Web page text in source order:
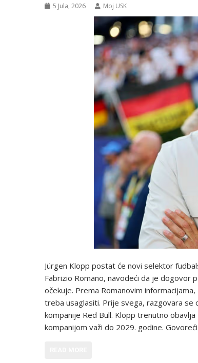
5 Jula, 2026 Moj USK
Jürgen Klopp postat će novi selektor
Fabrizio Romano, navodeći da je dogovor
očekuje. Prema Romanovim
treba usaglasiti. Prije svega, razgovara se
kompanije Red Bull. Klopp trenutno
kompanijom važi do 2029. godine.